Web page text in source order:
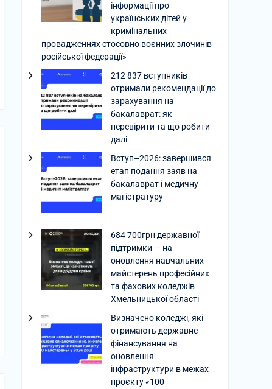
інформації про
українських дітей у
кримінальних
провадженнях стосовно воєнних злочинів
російської федерації»
212 837 вступників
отримали рекомендації до
зарахування на
бакалаврат: як
перевірити та що робити
далі
Вступ–2026: завершився
етап подання заяв на
бакалаврат і медичну
магістратуру
684 700грн державної
підтримки — на
оновлення навчальних
майстерень професійних
та фахових коледжів
Хмельницької області
Визначено коледжі, які
отримають державне
фінансування на
оновлення
інфраструктури в межах
проєкту «100